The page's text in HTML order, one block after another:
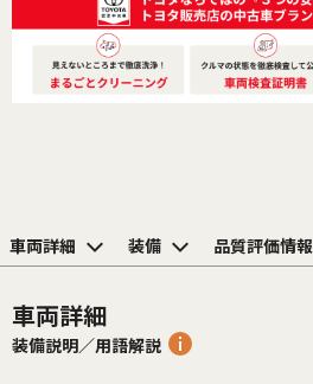
車両詳細 装備 品質評価情報
車両詳細
装備説明／用語解説